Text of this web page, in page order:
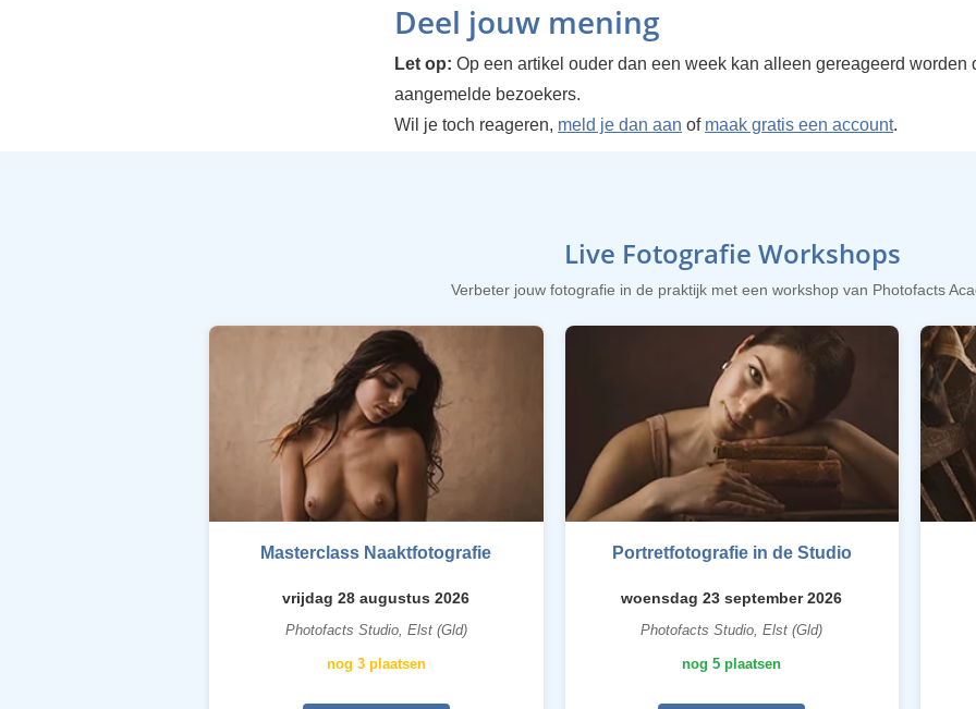
Deel jouw mening
Let op: Op een artikel ouder dan een week kan alleen gereageerd worden
aangemelde bezoekers.
Wil je toch reageren, meld je dan aan of maak gratis een account.
Live Fotografie Workshops
Verbeter jouw fotografie in de praktijk met een workshop van Photofacts
Masterclass Naaktfotografie
vrijdag 28 augustus 2026
Photofacts Studio, Elst (Gld)
nog 3 plaatsen
Portretfotografie in de Studio
woensdag 23 september 2026
Photofacts Studio, Elst (Gld)
nog 5 plaatsen